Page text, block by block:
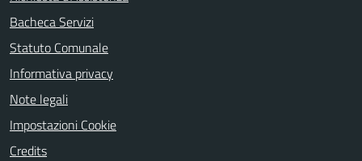
Bacheca Servizi
Statuto Comunale
Informativa privacy
Note legali
Impostazioni Cookie
Credits